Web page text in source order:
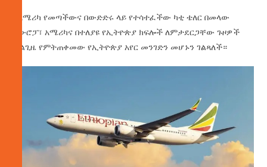
ከአሜሪካ የመጣችውና በውድድሩ ላይ የተሳተፈችው ካቲ ቴለር በመላው
አውሮፓ፣ አሜሪካና በተለያዩ የኢትዮጵያ ክፍሎች ለምታደርጋቸው ጉዞዎች
ሁልጊዜ የምትጠቀመው የኢትዮጵያ አየር መንገድን መሆኑን ገልጻለች።